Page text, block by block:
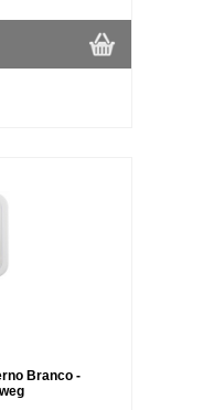
Branco -